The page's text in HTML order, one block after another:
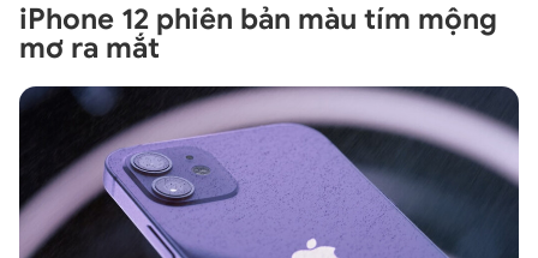
iPhone 12 phiên bản màu tím mộng
mơ ra mắt